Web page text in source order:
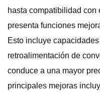
hasta compatibilidad
presenta funciones
Esto incluye
retroalimentación de
conduce a una mayor
principales mejoras